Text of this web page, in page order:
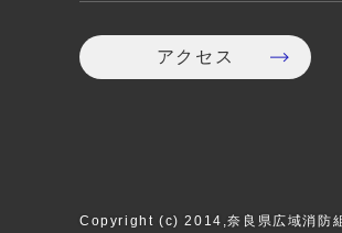
アクセス
Copyright (c) 2014,奈良県広域消